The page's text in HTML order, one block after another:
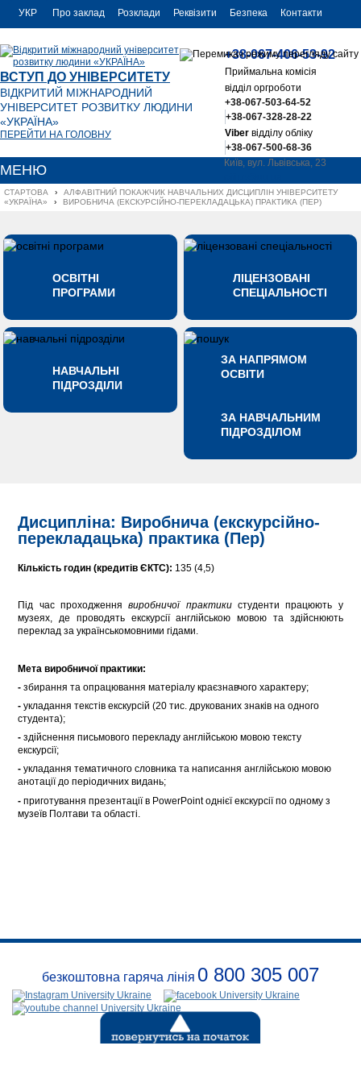
УКР
ENG
Про заклад Розклади Реквізити Безпека Контакти
ВСТУП ДО УНІВЕРСИТЕТУ
ВІДКРИТИЙ МІЖНАРОДНИЙ
УНІВЕРСИТЕТ РОЗВИТКУ ЛЮДИНИ
«УКРАЇНА»
ПЕРЕЙТИ НА ГОЛОВНУ
+38-067-406-53-92
Приймальна комісія
відділ оргроботи
+38-067-503-64-52
+38-067-328-28-22
Viberвідділу обліку
+38-067-500-68-36
Київ, вул. Львівська, 23
МЕНЮ
СТАРТОВА ›
АЛФАВІТНИЙ ПОКАЖЧИК НАВЧАЛЬНИХ ДИСЦИПЛІН УНІВЕРСИТЕТУ
«УКРАЇНА»
› ВИРОБНИЧА (ЕКСКУРСІЙНО-ПЕРЕКЛАДАЦЬКА) ПРАКТИКА (ПЕР)
ОСВІТНІ
ПРОГРАМИ
ЛІЦЕНЗОВАНІ
СПЕЦІАЛЬНОСТІ
НАВЧАЛЬНІ
ПІДРОЗДІЛИ
ЗА НАПРЯМОМ
ОСВІТИ
ЗА НАВЧАЛЬНИМ
ПІДРОЗДІЛОМ
Дисципліна: Виробнича (екскурсійно-
перекладацька) практика (Пер)
Кількість годин (кредитів ЄКТС): 135 (4,5)
Під час проходженнявиробничої практики студенти працюють у
музеях, де проводять екскурсії англійською мовою та здійснюють
переклад за українськомовними гідами.
Мета виробничої практики:
- збирання та опрацювання матеріалу краєзнавчого характеру;
- укладання текстів екскурсій (20 тис. друкованих знаків на одного
студента);
- здійснення письмового перекладу англійською мовою тексту
екскурсії;
- укладання тематичного словника та написання англійською мовою
анотації до періодичних видань;
- приготування презентації в PowerPoint однієї екскурсії по одному з
музеїв Полтави та області.
безкоштовна гаряча лінія 0 800 305 007
Про
заклад